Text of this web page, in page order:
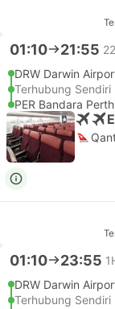
01:10 21:55
DRW Darwin
Terhubung
PER Bandara Perth
01:10 23:55
DRW Darwin
Terhubung